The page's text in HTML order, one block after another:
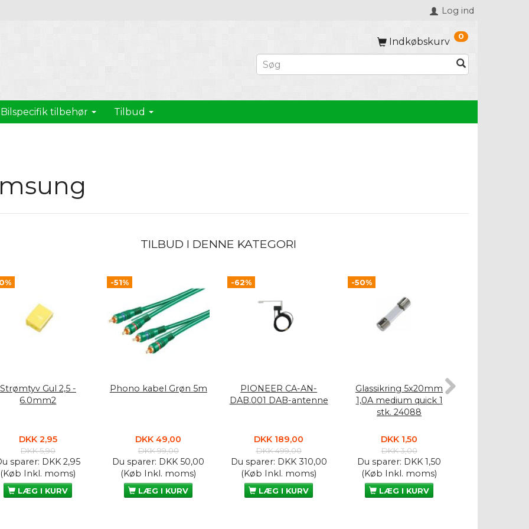
Log ind
Indkøbskurv 0
Bilspecifik tilbehør Tilbud
TILBUD I DENNE KATEGORI
Strømtyv Gul 2,5 -
6.0mm2
DKK 2,95
DKK 5,90
sparer: DKK 2,95
(Køb Inkl. moms)
LÆG I KURV
-51%
Phono kabel Grøn 5m
DKK 49,00
DKK 99,00
Du sparer: DKK 50,00
(Køb Inkl. moms)
LÆG I KURV
-62%
PIONEER CA-AN-
DAB.001 DAB-antenne
DKK 189,00
DKK 499,00
Du sparer: DKK 310,00
(Køb Inkl. moms)
LÆG I KURV
-50%
Glassikring 5x20mm
1,0A medium quick 1
stk. 24088
DKK 1,50
DKK 3,00
Du sparer: DKK 1,50
(Køb Inkl. moms)
LÆG I KURV